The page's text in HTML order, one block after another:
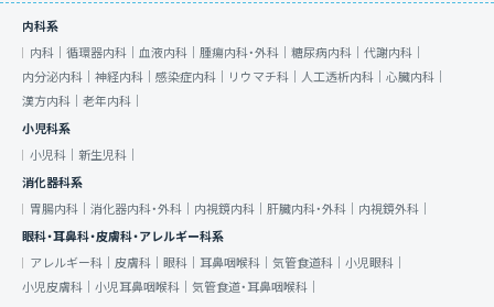
内科系
内科｜ 循環器内科｜ 血液内科｜ 腫瘍内科・外科｜ 糖尿病内科｜ 代謝内科｜
内分泌内科｜ 神経内科｜ 感染症内科｜ リウマチ科｜ 人工透析内科｜ 心臓内科｜
漢方内科｜ 老年内科｜
小児科系
小児科｜ 新生児科｜
消化器科系
胃腸内科｜ 消化器内科・外科｜ 内視鏡内科｜ 肝臓内科・外科｜ 内視鏡外科｜
眼科・耳鼻科・皮膚科・アレルギー科系
アレルギー科｜ 皮膚科｜ 眼科｜ 耳鼻咽喉科｜ 気管食道科｜ 小児眼科｜
小児皮膚科｜ 小児耳鼻咽喉科｜ 気管食道・耳鼻咽喉科｜